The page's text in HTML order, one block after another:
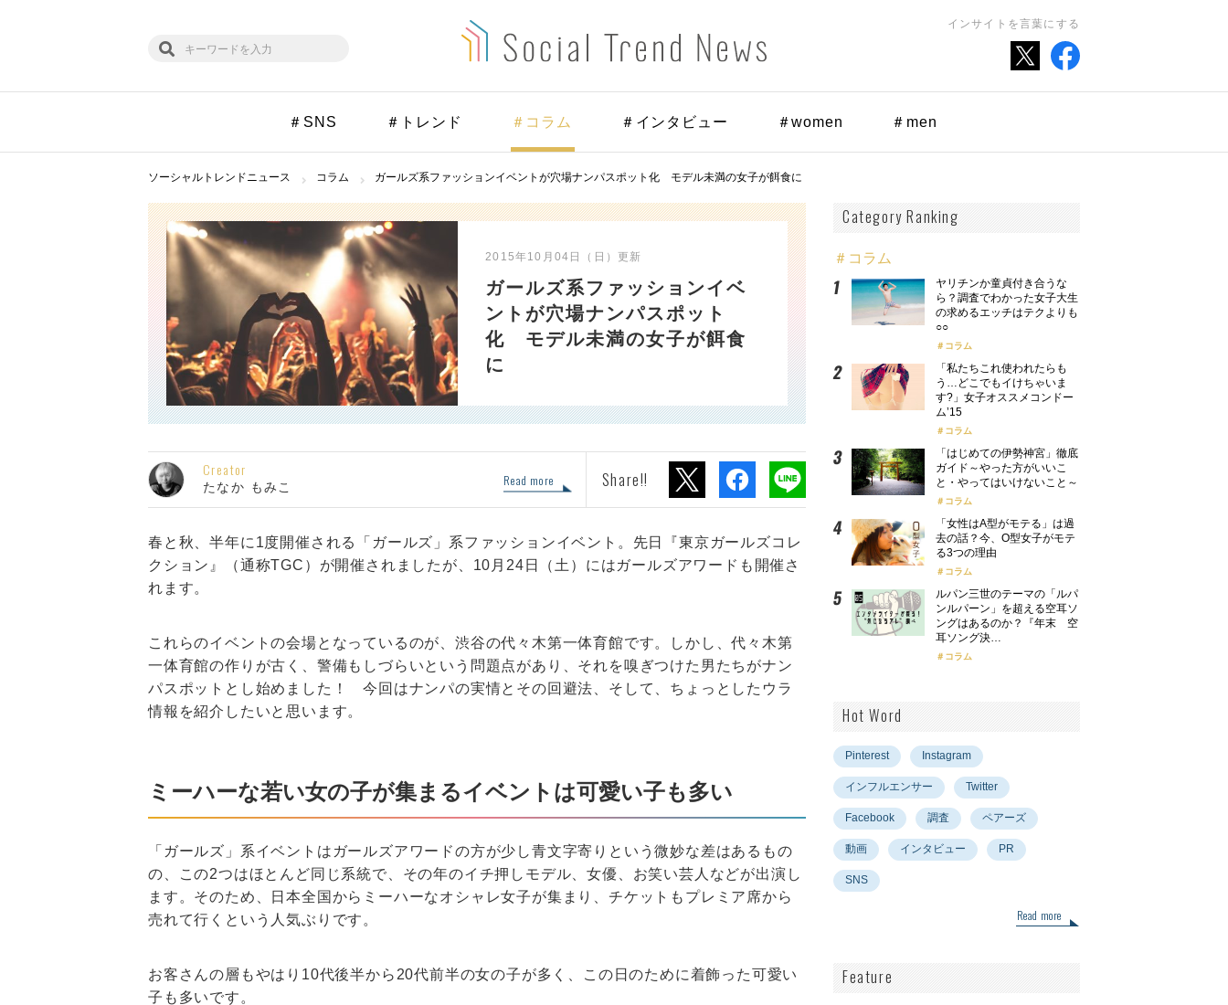
インサイトを言葉にする
＃SNS ＃トレンド ＃コラム ＃インタビュー ＃women ＃men
ソーシャルトレンドニュース コラム ガールズ系ファッションイベントが穴場ナンパスポット化 モデル未満の女子が餌食に
2015年10月04日（日）更新
ガールズ系ファッションイベ
ントが穴場ナンパスポット
化 モデル未満の女子が餌食
に
Creator
たなか もみこ Read more Share!!
春と秋、半年に1度開催される「ガールズ」系ファッションイベント。先日『東京ガールズコレ
クション』（通称TGC）が開催されましたが、10月24日（土）にはガールズアワードも開催さ
れます。
これらのイベントの会場となっているのが、渋谷の代々木第一体育館です。しかし、代々木第
一体育館の作りが古く、警備もしづらいという問題点があり、それを嗅ぎつけた男たちがナン
パスポットとし始めました！ 今回はナンパの実情とその回避法、そして、ちょっとしたウラ
情報を紹介したいと思います。
ミーハーな若い女の子が集まるイベントは可愛い子も多い
「ガールズ」系イベントはガールズアワードの方が少し青文字寄りという微妙な差はあるもの
の、この2つはほとんど同じ系統で、その年のイチ押しモデル、女優、お笑い芸人などが出演し
ます。そのため、日本全国からミーハーなオシャレ女子が集まり、チケットもプレミア席から
売れて行くという人気ぶりです。
お客さんの層もやはり10代後半から20代前半の女の子が多く、この日のために着飾った可愛い
子も多いです。
Category Ranking
＃コラム
ヤリチンか童貞付き合うな
ら？調査でわかった女子大生
の求めるエッチはテクよりも
○○
コラム
「私たちこれ使われたらも
う…どこでもイけちゃいま
す?」女子オススメコンドー
ム’15
コラム
「はじめての伊勢神宮」徹底
ガイド～やった方がいいこ
と・やってはいけないこと～
コラム
「女性はA型がモテる」は過
去の話？今、O型女子がモテ
る3つの理由
コラム
ルパン三世のテーマの「ルパ
ンルパーン」を超える空耳ソ
ングはあるのか？『年末 空
耳ソング決…
コラム
Hot Word
Pinterest Instagram
インフルエンサー Twitter
Facebook 調査 ペアーズ
動画 インタビュー PR
SNS
Read more
Feature